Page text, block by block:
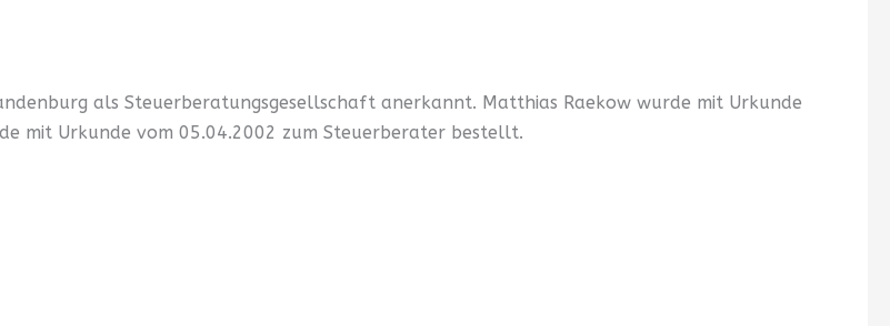
als Steuerberatungsgesellschaft anerkannt. Matthias Raekow wurde mit Urkunde
mit Urkunde vom 05.04.2002 zum Steuerberater bestellt.